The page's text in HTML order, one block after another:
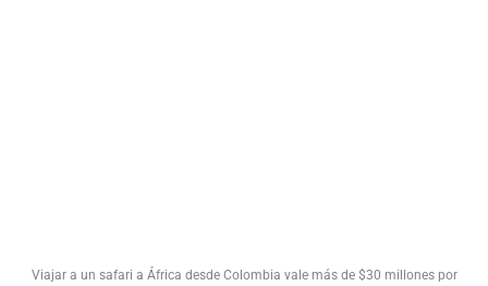
Viajar a un safari a África desde Colombia vale más de $30 millones por